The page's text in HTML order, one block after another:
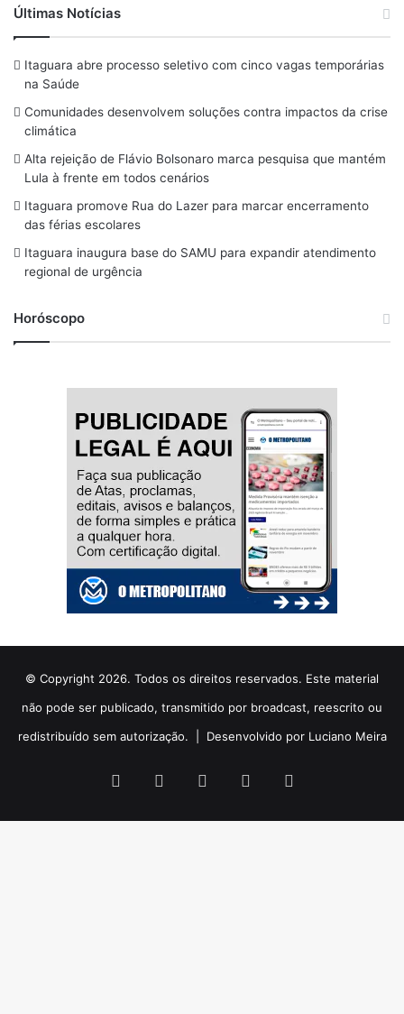
a
c
e
b
o
o
k
h
r
e
a
d
s
n
s
t
a
r
a
m
u
e
s
y
u
T
u
e
Últimas Notícias
Itaguara abre processo seletivo com cinco vagas temporárias
na Saúde
Comunidades desenvolvem soluções contra impactos da crise
climática
Alta rejeição de Flávio Bolsonaro marca pesquisa que mantém
Lula à frente em todos cenários
Itaguara promove Rua do Lazer para marcar encerramento
das férias escolares
Itaguara inaugura base do SAMU para expandir atendimento
regional de urgência
Horóscopo
© Copyright 2026. Todos os direitos reservados. Este material
não pode ser publicado, transmitido por broadcast, reescrito ou
redistribuído sem autorização. | Desenvolvido por Luciano Meira
Facebook YouTubeInstagram